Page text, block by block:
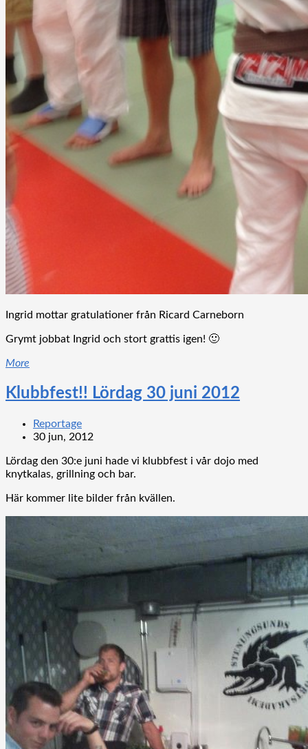
Ingrid mottar gratulationer från Ricard Carneborn
Grymt jobbat Ingrid och stort grattis igen! 🙂
More
Klubbfest!! Lördag 30 juni 2012
Reportage
30 jun, 2012
Lördag den 30:e juni hade vi klubbfest i vår dojo med
knytkalas, grillning och bar.
Här kommer lite bilder från kvällen.